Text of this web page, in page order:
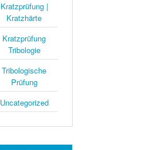
Kratzprüfung |
Kratzhärte
Kratzprüfung
Tribologie
Tribologische
Prüfung
Uncategorized